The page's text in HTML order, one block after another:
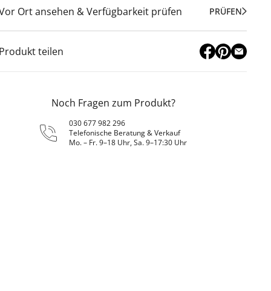
Ort ansehen & Verfügbarkeit prüfen PRÜFEN
teilen
Noch Fragen zum Produkt?
030 677 982 296
Telefonische Beratung & Verkauf
Mo. – Fr. 9–18 Uhr, Sa. 9–17:30 Uhr